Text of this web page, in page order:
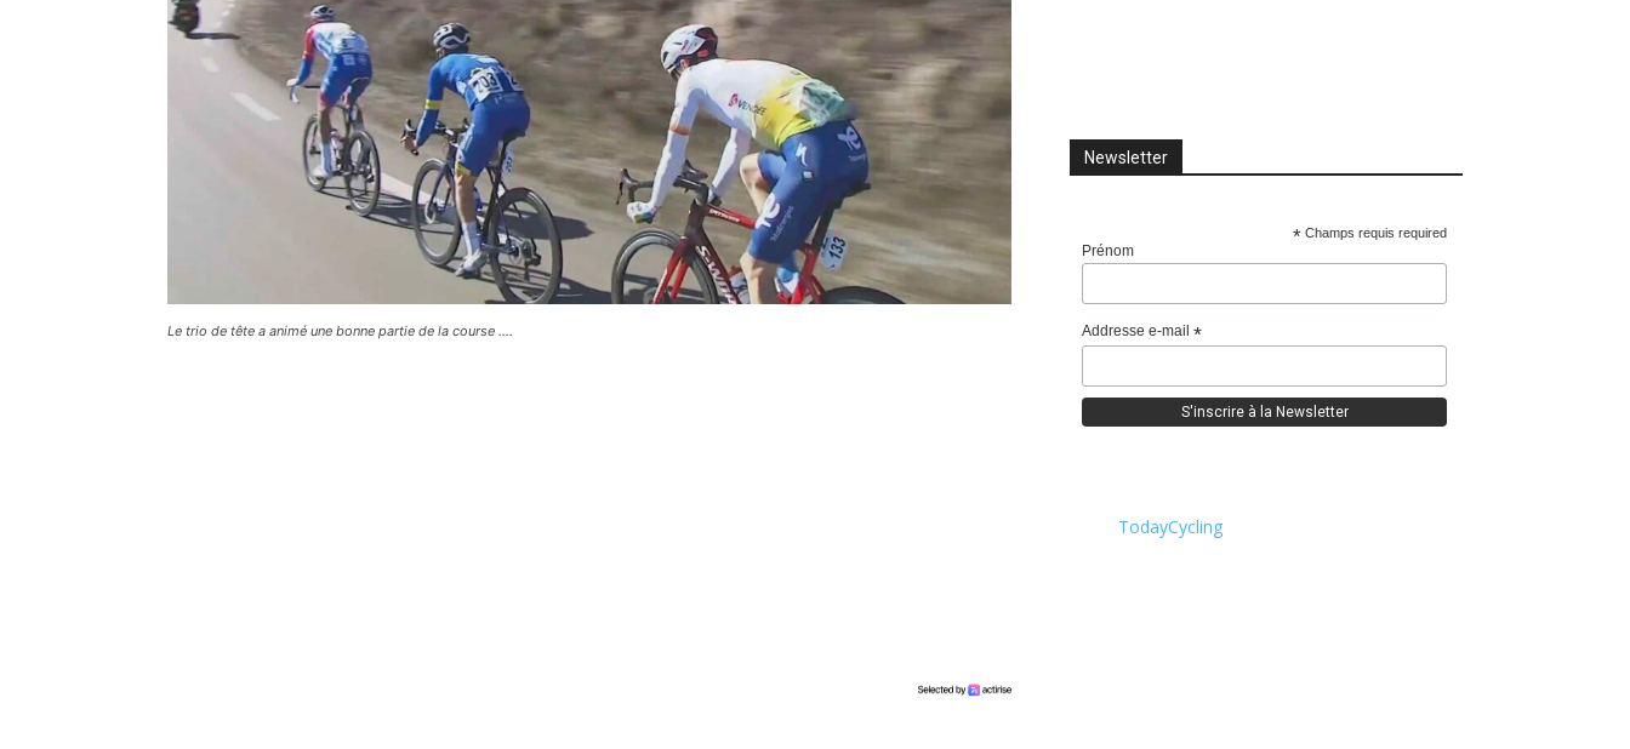
Le trio de tête a animé une bonne partie de la course ….
Newsletter
* Champs requis required
Prénom
Addresse e-mail *
TodayCycling